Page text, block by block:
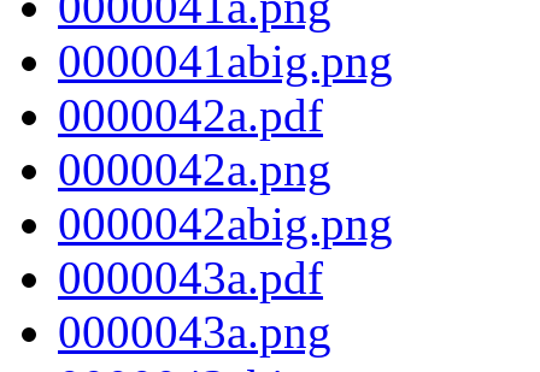
0000041abig.png
0000042a.pdf
0000042a.png
0000042abig.png
0000043a.pdf
0000043a.png